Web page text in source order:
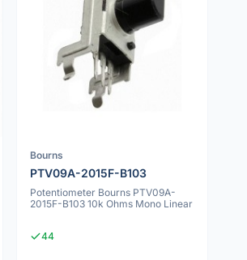
Bourns
PTV09A-2015F-B103
Potentiometer Bourns PTV09A-
2015F-B103 10k Ohms Mono Linear
44